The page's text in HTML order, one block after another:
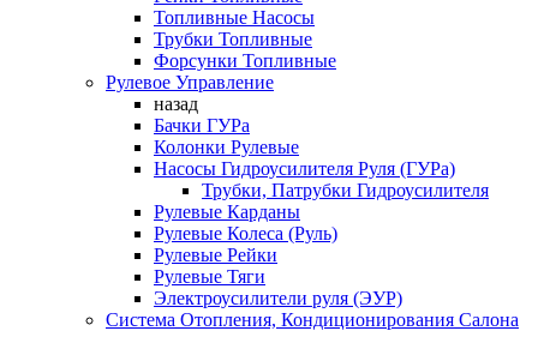
Топливные Насосы
Трубки Топливные
Форсунки Топливные
Рулевое Управление
назад
Бачки ГУРа
Колонки Рулевые
Насосы Гидроусилителя Руля (ГУРа)
Трубки, Патрубки Гидроусилителя
Рулевые Карданы
Рулевые Колеса (Руль)
Рулевые Рейки
Рулевые Тяги
Электроусилители руля (ЭУР)
Система Отопления, Кондиционирования Салона